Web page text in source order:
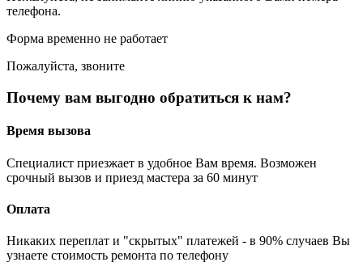
телефона.
Форма временно не работает
Пожалуйста, звоните
Почему вам выгодно обратиться к нам?
Время вызова
Специалист приезжает в удобное Вам время. Возможен
срочный вызов и приезд мастера за 60 минут
Оплата
Никаких переплат и "скрытых" платежей - в 90% случаев Вы
узнаете стоимость ремонта по телефону